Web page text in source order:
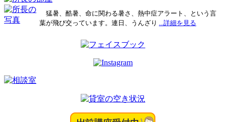
稿
ナ
シ
猛暑、酷暑、命に関わる暑さ、熱中症アラート、という言
葉が飛び交っています。連日、うんざり ...詳細を見る